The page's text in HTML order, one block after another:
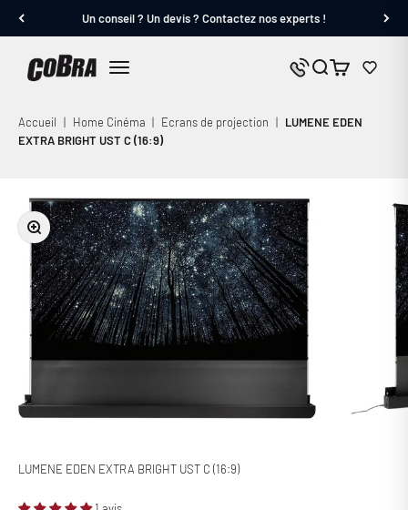
Un conseil ? Un devis ? Contactez nos experts !
Cobra.fr
Nous contacter
Panier
Accueil | Home Cinéma | Ecrans de projection | LUMENE EDEN
EXTRA BRIGHT UST C (16:9)
Zoomer sur l'image
LUMENE EDEN EXTRA BRIGHT UST C (16:9)